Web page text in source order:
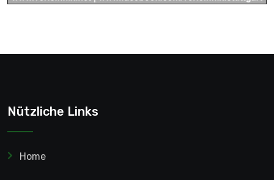
Nützliche Links
Home